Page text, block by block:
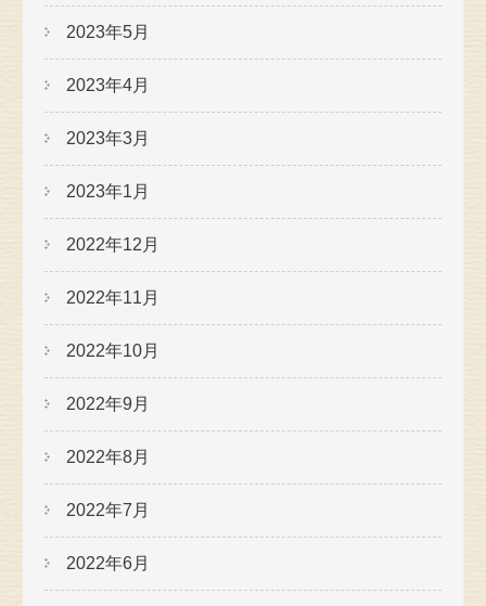
2023年5月
2023年4月
2023年3月
2023年1月
2022年12月
2022年11月
2022年10月
2022年9月
2022年8月
2022年7月
2022年6月